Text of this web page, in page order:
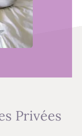
Privées